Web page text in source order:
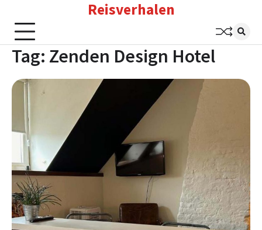
content
Reisverhalen
Tag: Zenden Design Hotel